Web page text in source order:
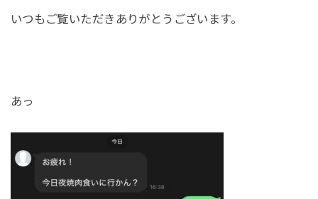
いつもご覧いただきありがとうございます。
あっ